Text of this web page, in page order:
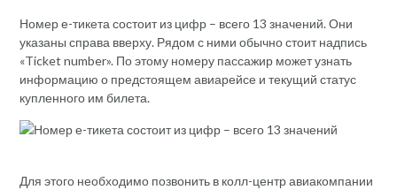
Номер е-тикета состоит из цифр – всего 13 значений. Они
указаны справа вверху. Рядом с ними обычно стоит надпись
«Ticket number». По этому номеру пассажир может узнать
информацию о предстоящем авиарейсе и текущий статус
купленного им билета.
Для этого необходимо позвонить в колл-центр авиакомпании